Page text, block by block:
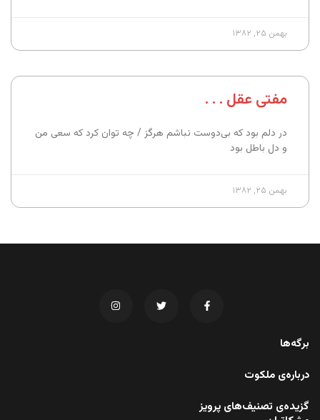
بهمن ۲۵, ۱۳۸۲
مفتی عقل . . .
در دلم بود که بی‌دوست نباشم هرگز / چه توان کرد که سعی من
و دل باطل بود
بهمن ۲۵, ۱۳۸۲
برگه‌ها
درباره‌ی ملکوت
گزیده‌ی تصنیف‌های پرویز